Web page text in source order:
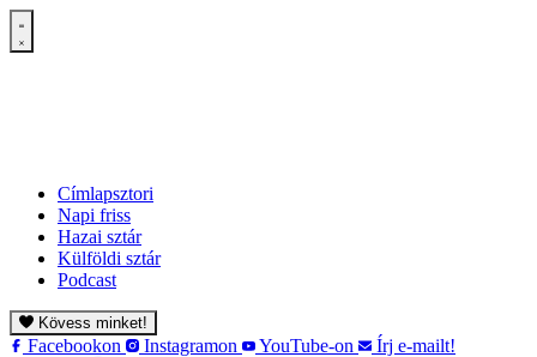
Címlapsztori
Napi friss
Hazai sztár
Külföldi sztár
Podcast
Kövess minket!
Facebookon Instagramon YouTube-on
Írj e-mailt!